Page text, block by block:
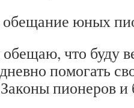
обещание юных
что буду
помогать
пионеров и